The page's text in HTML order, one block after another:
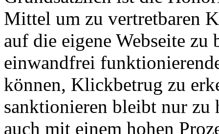
Mittel um zu vertretbaren
auf die eigene Webseite zu
einwandfrei
können, Klickbetrug zu
sanktionieren bleibt nur zu
auch mit einem hohen